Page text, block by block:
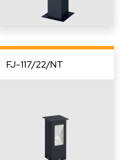
FJ-117/22/NT